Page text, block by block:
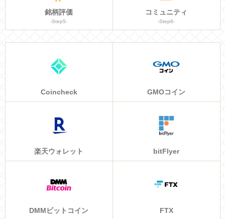
銘柄評価
-Step5-
コミュニティ
-Step6-
Coincheck GMOコイン
楽天ウォレット bitFlyer
DMMビットコイン FTX